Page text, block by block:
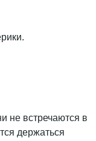
не встречаются в
держаться